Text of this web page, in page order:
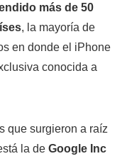
más de 50
, la mayoría de
en donde el iPhone
conocida a
que surgieron a raíz
la de Google Inc